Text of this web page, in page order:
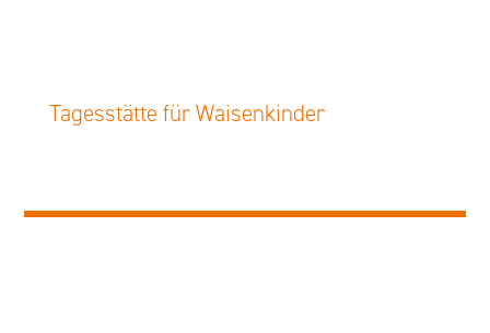
Tagesstätte für Waisenkinder